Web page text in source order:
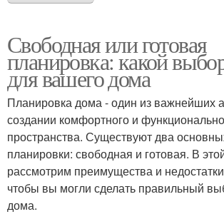
Свободная или готовая
планировка: какой
для вашего дома
Планировка дома - один из важнейших
создании комфортного и
пространства. Существуют два
планировки: свободная и готовая. В
рассмотрим преимущества и
чтобы вы могли сделать правильный
дома.